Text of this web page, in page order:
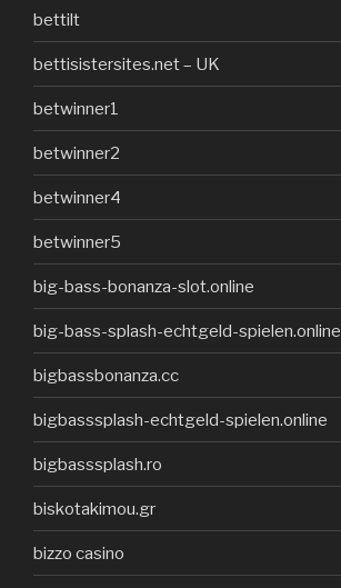
bettilt
bettisistersites.net – UK
betwinner1
betwinner2
betwinner4
betwinner5
big-bass-bonanza-slot.online
big-bass-splash-echtgeld-spielen.online
bigbassbonanza.cc
bigbasssplash-echtgeld-spielen.online
bigbasssplash.ro
biskotakimou.gr
bizzo casino